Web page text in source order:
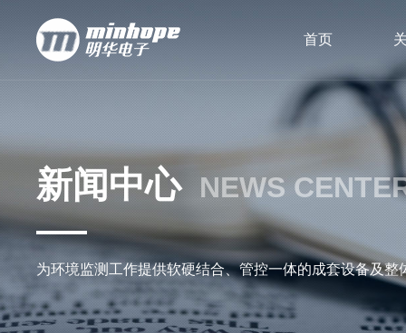
首页
新闻中心 NEWS
为环境监测工作提供软硬结合、管控一体的成套设备及整